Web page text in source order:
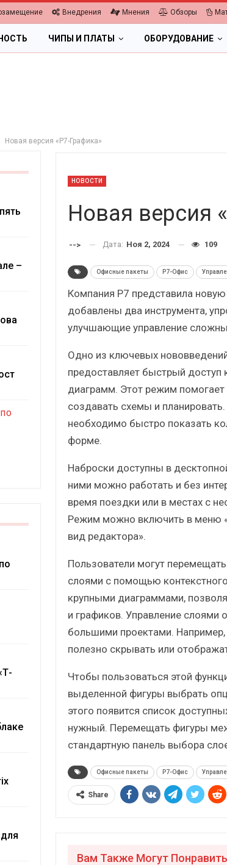
Внедрения Мнения Обзоры
ЧИПЫ И ПЛАТЫ ОБОРУДОВАНИЕ
Новая версия «Р7-Графика»
НОВОСТИ
Новая версия
--> Дата: Ноя 2, 2024 109
Офисные пакеты Р7-Офис
Компания P7 представила
добавлены два инструмента,
улучшающие управление
Одно из ключевых
предоставляет быстрый
диаграмм. Этот режим
создавать схемы и
необходимо быстро показать
форме.
Наброски доступны в
ними можно работать и без
время поездки или в местах с
Режим можно включить в меню
вид редактора».
Пользователи могут
слоями с помощью
крупными диаграммами,
и графиков. Управление слоями
большими проектами.
полезно скрывать или
Чтобы пользоваться этой
выделенной фигуры выбрать
этого появится список
нужный. Перемещать фигуры
стандартную панель выбора
Офисные пакеты Р7-Офис
Share
Вам Также Могут
–
Итоги и Бестселлеры
российского ИТ-рынка в 2025 г.
Отрасль ИБП в депрессии?
Часть II.